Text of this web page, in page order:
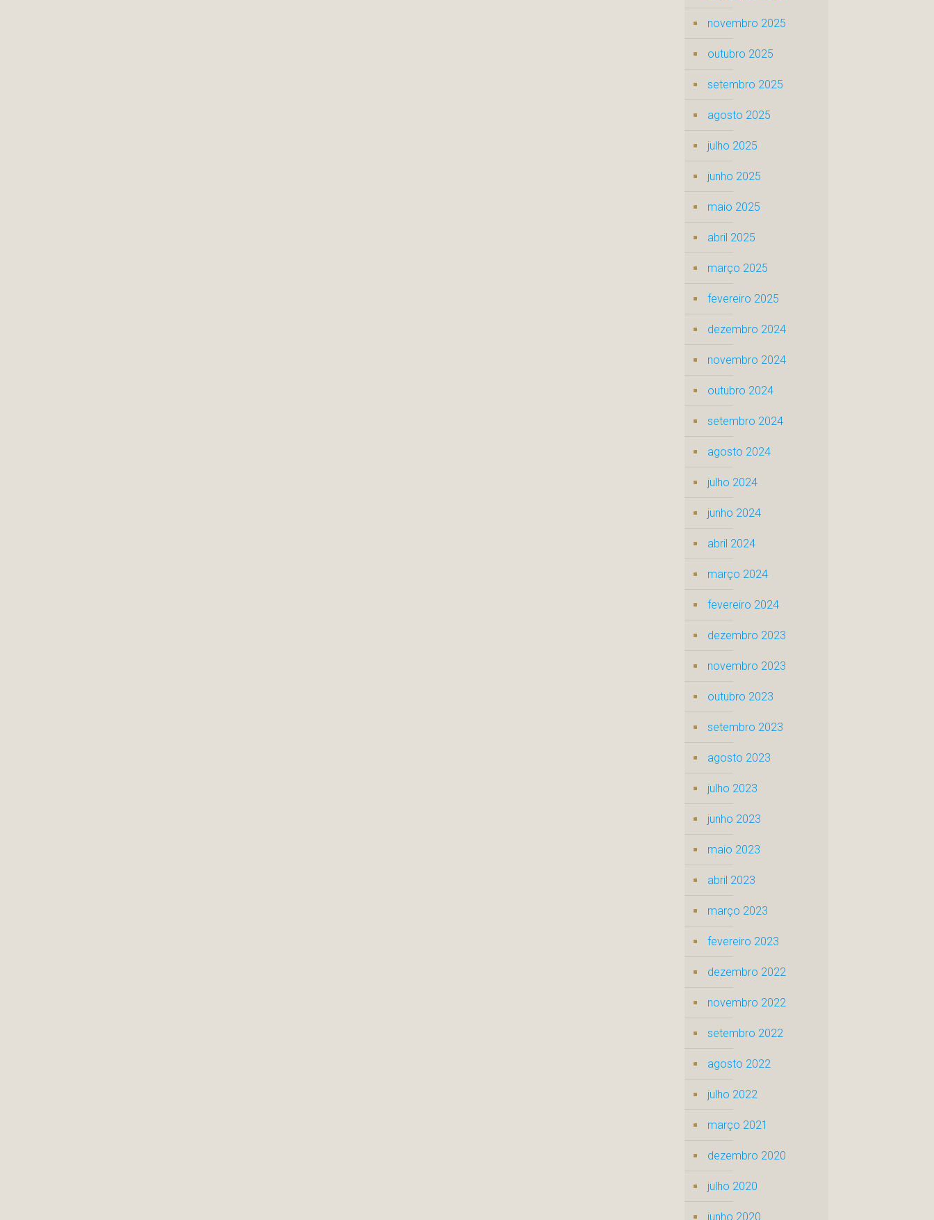
novembro 2025
outubro 2025
setembro 2025
agosto 2025
julho 2025
junho 2025
maio 2025
abril 2025
março 2025
fevereiro 2025
dezembro 2024
novembro 2024
outubro 2024
setembro 2024
agosto 2024
julho 2024
junho 2024
abril 2024
março 2024
fevereiro 2024
dezembro 2023
novembro 2023
outubro 2023
setembro 2023
agosto 2023
julho 2023
junho 2023
maio 2023
abril 2023
março 2023
fevereiro 2023
dezembro 2022
novembro 2022
setembro 2022
agosto 2022
julho 2022
março 2021
dezembro 2020
julho 2020
junho 2020